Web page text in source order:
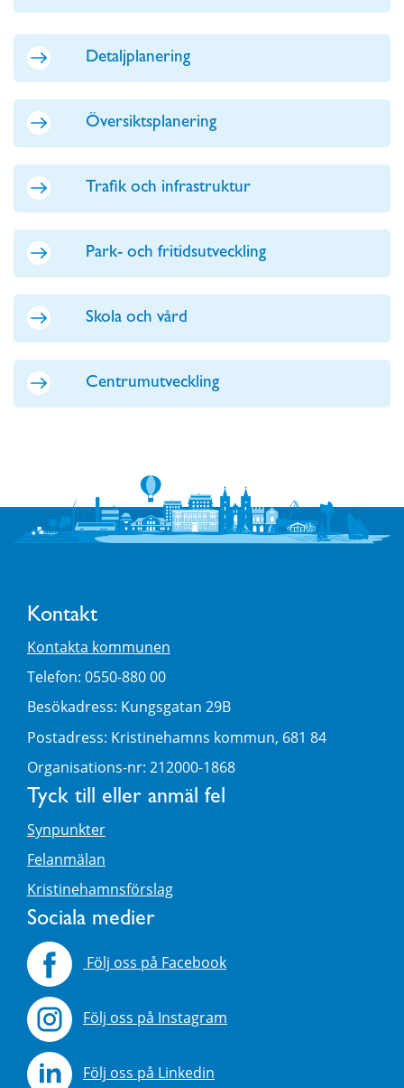
Detaljplanering
Översiktsplanering
Trafik och infrastruktur
Park- och fritidsutveckling
Skola och vård
Centrumutveckling
Kontakt
Kontakta kommunen
Telefon: 0550-880 00
Besökadress: Kungsgatan 29B
Postadress: Kristinehamns kommun, 681 84
Organisations-nr: 212000-1868
Tyck till eller anmäl fel
Synpunkter
Felanmälan
Kristinehamnsförslag
Sociala medier
Följ oss på Facebook
Följ oss på Instagram
Följ oss på Linkedin